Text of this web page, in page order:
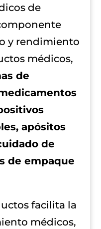
de
y rendimiento
médicos,
de
apósitos
de
de empaque
facilita la
médicos,